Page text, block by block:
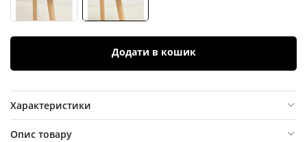
Додати в кошик
Характеристики
Опис товару